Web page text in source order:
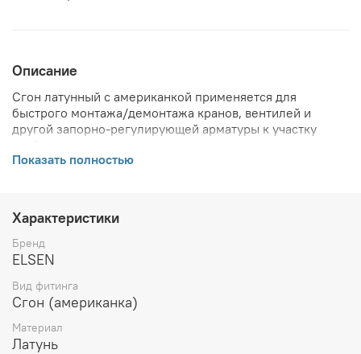
Описание
Сгон латунный с американкой применяется для
быстрого монтажа/демонтажа кранов, вентилей и
другой запорно-регулирующей арматуры к участку
и основываются на последних доступных сведениях от
производителя. Производитель оставляет за собой
право в любой момент без обязательного извещения
характеристики, не ухудшающие потребительских
свойств товара.
Показать полностью
Характеристики
Бренд
ELSEN
Вид фитинга
Сгон (американка)
Материал
Латунь